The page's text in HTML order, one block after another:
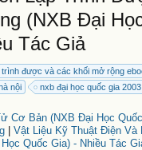
(NXB Đại
Tác Giả
trình được và các khối mở rộng
nội
nxb đại học quốc gia 2003
Cơ Bản (NXB Đại Học
Vật Liệu Kỹ Thuật Điện Và
Quốc Gia) - Nhiều Tác